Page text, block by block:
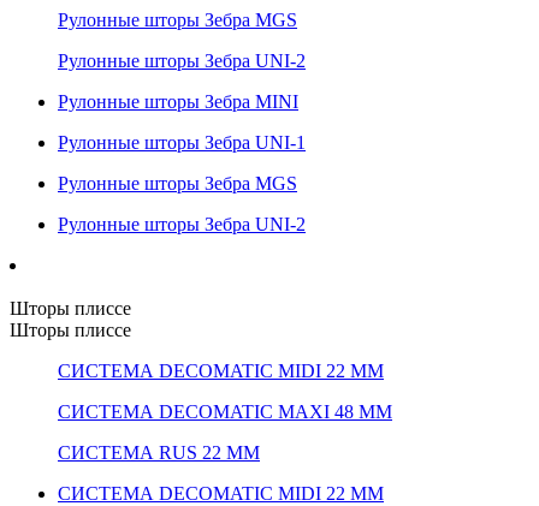
Рулонные шторы Зебра MGS
Рулонные шторы Зебра UNI-2
Рулонные шторы Зебра MINI
Рулонные шторы Зебра UNI-1
Рулонные шторы Зебра MGS
Рулонные шторы Зебра UNI-2
Шторы плиссе
Шторы плиссе
СИСТЕМА DECOMATIC MIDI 22 ММ
СИСТЕМА DECOMATIC MAXI 48 ММ
СИСТЕМА RUS 22 ММ
СИСТЕМА DECOMATIC MIDI 22 ММ